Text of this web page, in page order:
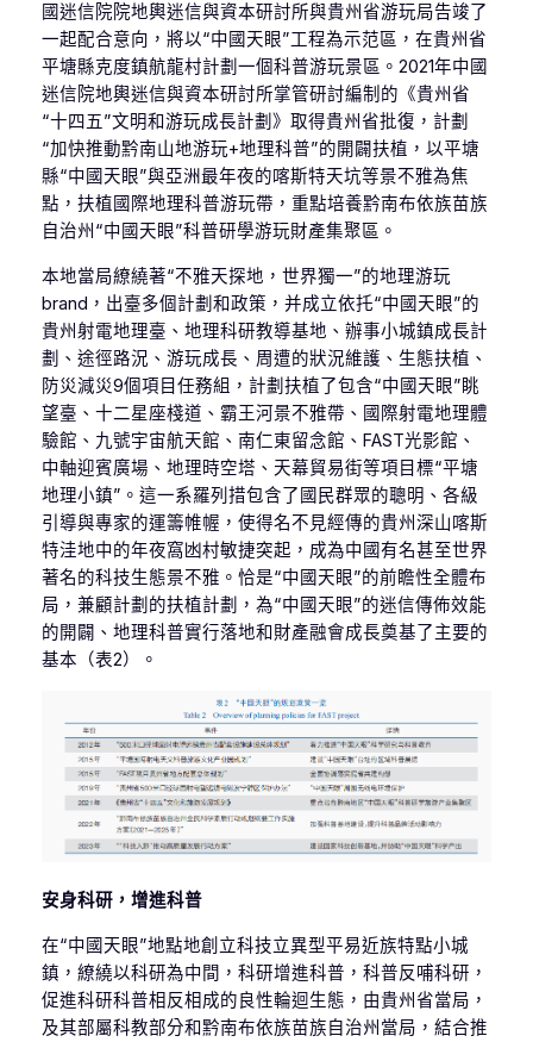
國迷信院院地輿迷信與資本研討所與貴州省游玩局告竣了
一起配合意向，將以“中國天眼”工程為示范區，在貴州省
平塘縣克度鎮航龍村計劃一個科普游玩景區。2021年中國
迷信院地輿迷信與資本研討所掌管研討編制的《貴州省
“十四五”文明和游玩成長計劃》取得貴州省批復，計劃
“加快推動黔南山地游玩+地理科普”的開闢扶植，以平塘
縣“中國天眼”與亞洲最年夜的喀斯特天坑等景不雅為焦
點，扶植國際地理科普游玩帶，重點培養黔南布依族苗族
自治州“中國天眼”科普研學游玩財產集聚區。
本地當局繚繞著“不雅天探地，世界獨一”的地理游玩
brand，出臺多個計劃和政策，并成立依托“中國天眼”的
貴州射電地理臺、地理科研教導基地、辦事小城鎮成長計
劃、途徑路況、游玩成長、周遭的狀況維護、生態扶植、
防災減災9個項目任務組，計劃扶植了包含“中國天眼”眺
望臺、十二星座棧道、霸王河景不雅帶、國際射電地理體
驗館、九號宇宙航天館、南仁東留念館、FAST光影館、
中軸迎賓廣場、地理時空塔、天幕貿易街等項目標“平塘
地理小鎮”。這一系羅列措包含了國民群眾的聰明、各級
引導與專家的運籌帷幄，使得名不見經傳的貴州深山喀斯
特洼地中的年夜窩凼村敏捷突起，成為中國有名甚至世界
著名的科技生態景不雅。恰是“中國天眼”的前瞻性全體布
局，兼顧計劃的扶植計劃，為“中國天眼”的迷信傳佈效能
的開闢、地理科普實行落地和財產融會成長奠基了主要的
基本（表2）。
安身科研，增進科普
在“中國天眼”地點地創立科技立異型平易近族特點小城
鎮，繚繞以科研為中間，科研增進科普，科普反哺科研，
促進科研科普相反相成的良性輪迴生態，由貴州省當局，
及其部屬科教部分和黔南布依族苗族自治州當局，結合推